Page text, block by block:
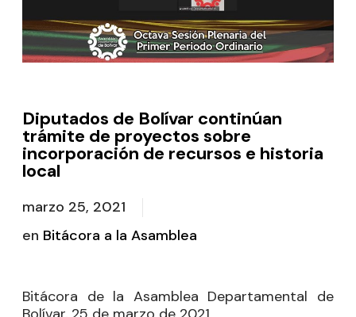
Diputados de Bolívar continúan
trámite de proyectos sobre
incorporación de recursos e historia
local
marzo 25, 2021
en Bitácora a la Asamblea
Bitácora de la Asamblea Departamental de